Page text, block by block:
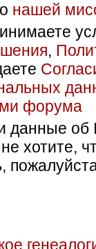
нашей
,
форума
данные об
хотите,